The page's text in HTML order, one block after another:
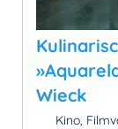
Wieck
Kino,